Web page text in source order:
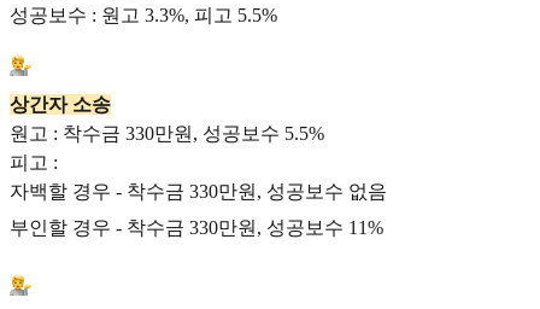
성공보수 : 원고 3.3%, 피고 5.5%
상간자 소송
원고 : 착수금 330만원, 성공보수 5.5%
피고 :
자백할 경우 - 착수금 330만원, 성공보수 없음
부인할 경우 - 착수금 330만원, 성공보수 11%